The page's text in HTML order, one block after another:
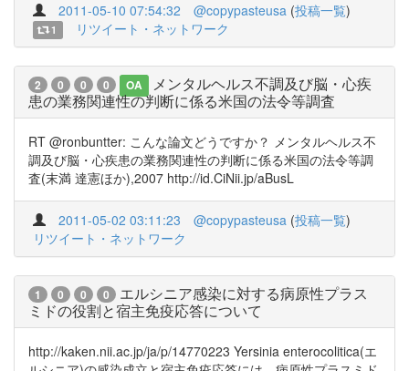
2011-05-10 07:54:32 @copypasteusa (投稿一覧)
1 リツイート・ネットワーク
2 0 0 0 OA
メンタルヘルス不調及び脳・心疾
患の業務関連性の判断に係る米国の法令等調査
RT @ronbuntter: こんな論文どうですか？ メンタルヘルス不
調及び脳・心疾患の業務関連性の判断に係る米国の法令等調
査(末満 達憲ほか),2007 http://id.CiNii.jp/aBusL
2011-05-02 03:11:23 @copypasteusa (投稿一覧)
リツイート・ネットワーク
1 0 0 0
エルシニア感染に対する病原性プラス
ミドの役割と宿主免疫応答について
http://kaken.nii.ac.jp/ja/p/14770223 Yersinia enterocolitica(エ